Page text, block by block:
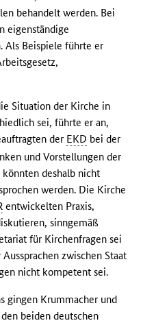
behandelt werden. Bei
eigenständige
Als Beispiele führte er
Situation der Kirche in
sei, führte er an,
der EKD bei der
und Vorstellungen der
deshalb nicht
werden. Die Kirche
entwickelten Praxis,
sinngemäß
für Kirchenfragen sei
zwischen Staat
nicht kompetent sei.
gingen Krummacher und
beiden deutschen